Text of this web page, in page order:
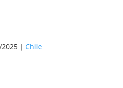
| Chile